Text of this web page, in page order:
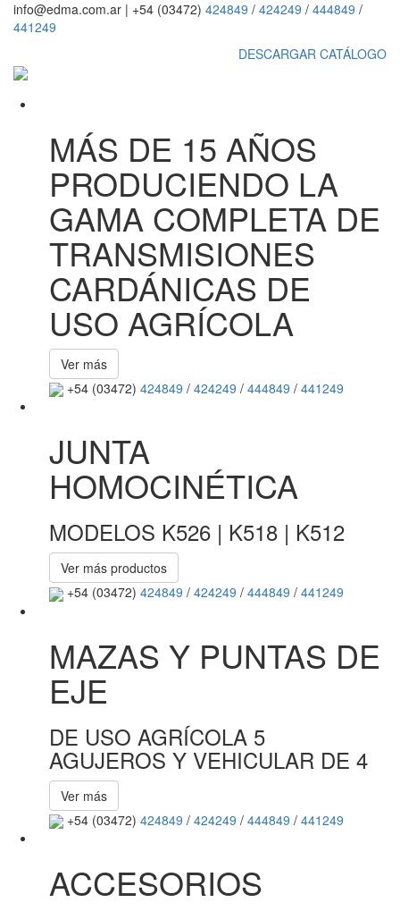
info@edma.com.ar | +54 (03472) 424849 / 424249 / 444849 /
441249
DESCARGAR CATÁLOGO
MÁS DE 15 AÑOS
PRODUCIENDO LA
GAMA COMPLETA DE
TRANSMISIONES
CARDÁNICAS DE
USO AGRÍCOLA
Ver más
+54 (03472) 424849 / 424249 / 444849 / 441249
JUNTA
HOMOCINÉTICA
MODELOS K526 | K518 | K512
Ver más productos
+54 (03472) 424849 / 424249 / 444849 / 441249
MAZAS Y PUNTAS DE
EJE
DE USO AGRÍCOLA 5
AGUJEROS Y VEHICULAR DE 4
Ver más
+54 (03472) 424849 / 424249 / 444849 / 441249
ACCESORIOS